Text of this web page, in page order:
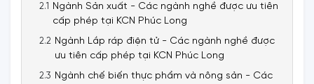
Ngành Sản xuất - Các ngành nghề được ưu tiên
cấp phép tại KCN Phúc Long
Ngành Lắp ráp điện tử - Các ngành nghề được
ưu tiên cấp phép tại KCN Phúc Long
Ngành chế biến thực phẩm và nông sản - Các